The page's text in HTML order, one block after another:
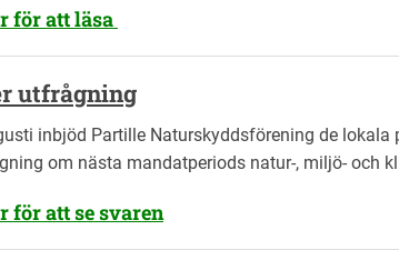
för att läsa
utfrågning
inbjöd Partille Naturskyddsförening de lokala
om nästa mandatperiods natur-, miljö- och
för att se svaren